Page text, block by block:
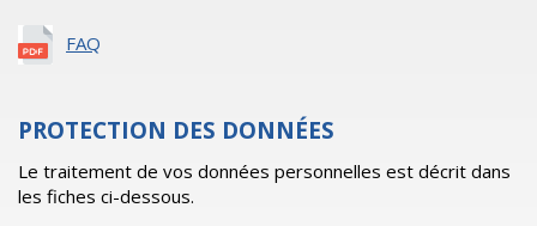
FAQ
PROTECTION DES DONNÉES
Le traitement de vos données personnelles est décrit dans
les fiches ci-dessous.